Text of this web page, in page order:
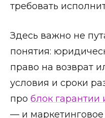
требовать
Здесь важно не
понятия:
право на возврат
условия и сроки
про блок гарантии
— и маркетинговое